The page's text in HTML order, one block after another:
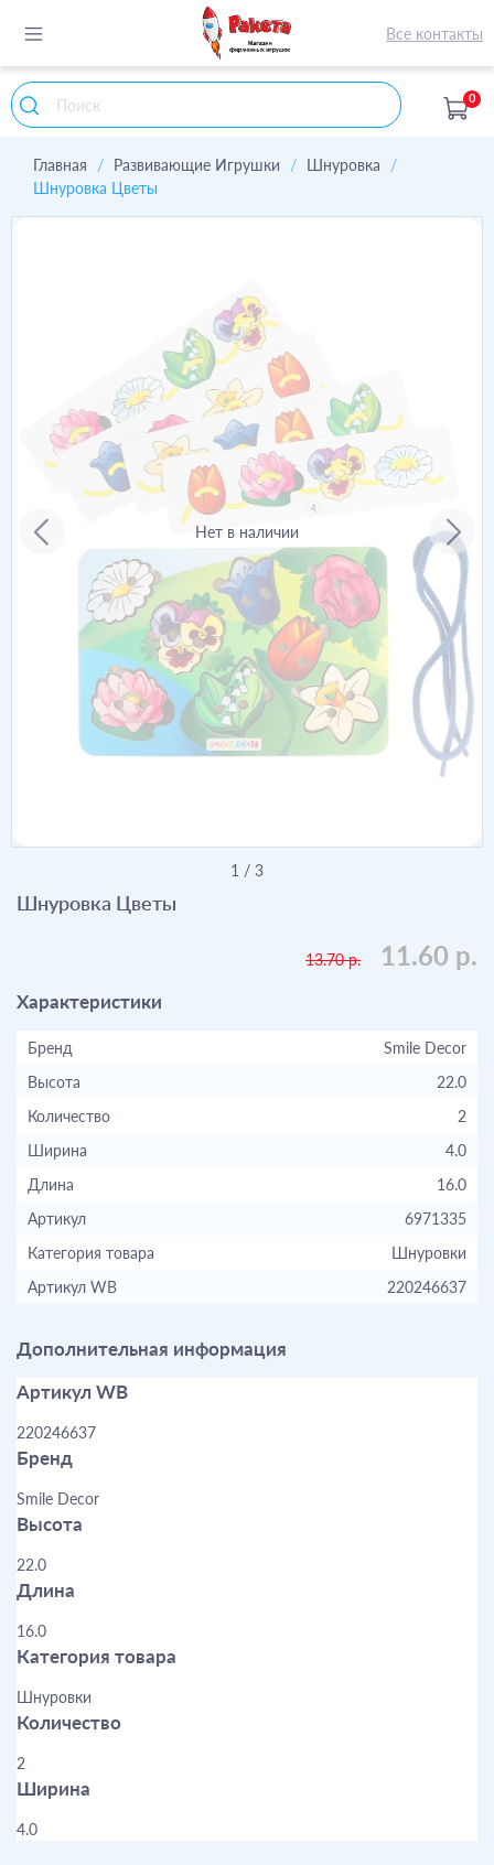
Все контакты
0
Главная Развивающие Игрушки
Шнуровка
Шнуровка Цветы
1 / 3
Нет в наличии
Шнуровка Цветы
13.70 р. 11.60 р.
Характеристики
Бренд
Smile Decor
Высота
22.0
Количество
2
Ширина
4.0
Длина
16.0
Артикул
6971335
Категория товара
Шнуровки
Артикул WB
220246637
Дополнительная информация
Артикул WB
220246637
Бренд
Smile Decor
Высота
22.0
Длина
16.0
Категория товара
Шнуровки
Количество
2
Ширина
4.0